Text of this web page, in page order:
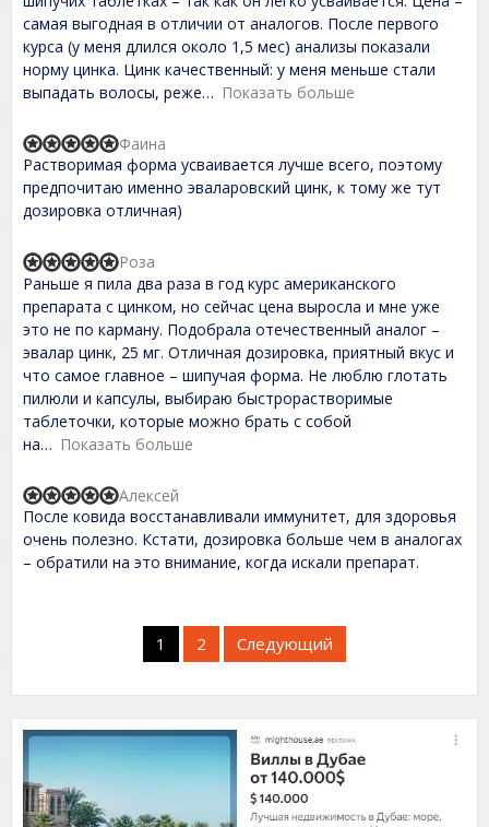
d
5
,
0
o
u
o
f
5
самая выгодная в отличии от аналогов. После первого
курса (у меня длился около 1,5 мес) анализы показали
норму цинка. Цинк качественный: у меня меньше стали
выпадать волосы, реже
Показать больше
R
a
t
e
d
,
0
o
u
t
f
5
Растворимая форма усваивается лучше всего, поэтому
предпочитаю именно эваларовский цинк, к тому же тут
дозировка отличная)
Фаина
R
a
t
d
5
,
0
o
u
t
5
Раньше я пила два раза в год курс американского
препарата с цинком, но сейчас цена выросла и мне уже
это не по карману. Подобрала отечественный аналог –
эвалар цинк, 25 мг. Отличная дозировка, приятный вкус и
что самое главное – шипучая форма. Не люблю глотать
пилюли и капсулы, выбираю быстрорастворимые
таблеточки, которые можно брать с собой
на
Показать больше
Роза
R
a
t
e
d
o
5
После ковида восстанавливали иммунитет, для здоровья
очень полезно. Кстати, дозировка больше чем в аналогах
– обратили на это внимание, когда искали препарат.
Алексей
навигация
Страница
1 Страница
2 Следующий